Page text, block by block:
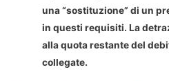
una “sostituzione” di un
in questi requisiti. La
alla quota restante del
collegate.